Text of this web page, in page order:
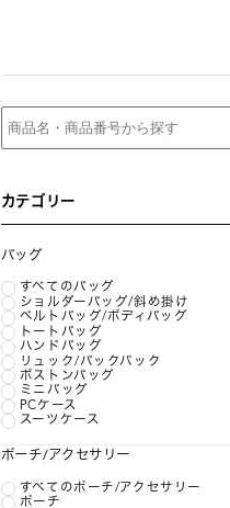
カテゴリー
バッグ
すべてのバッグ
ショルダーバッグ/斜め掛け
ベルトバッグ/ボディバッグ
トートバッグ
ハンドバッグ
リュック/バックパック
ボストンバッグ
ミニバッグ
PCケース
スーツケース
ポーチ/アクセサリー
すべてのポーチ/アクセサリー
ポーチ